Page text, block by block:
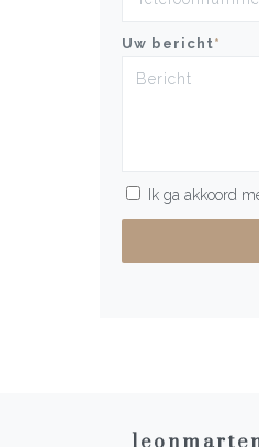
Uw bericht*
Ik ga akkoord